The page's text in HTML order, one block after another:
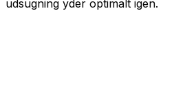
udsugning yder optimalt igen.